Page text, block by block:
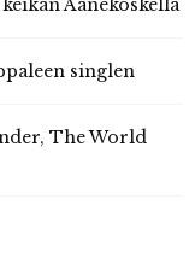
Äänekoskella
singlen
The World